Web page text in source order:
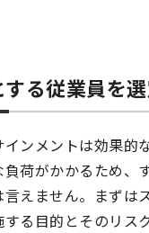
る従業員を
ンメントは効果的
荷がかかるため、
えません。まずは
する目的とそのリス